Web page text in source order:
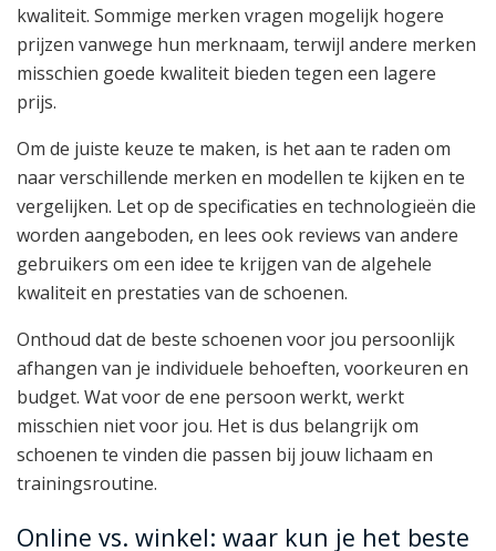
kwaliteit. Sommige merken vragen mogelijk hogere
prijzen vanwege hun merknaam, terwijl andere merken
misschien goede kwaliteit bieden tegen een lagere
prijs.
Om de juiste keuze te maken, is het aan te raden om
naar verschillende merken en modellen te kijken en te
vergelijken. Let op de specificaties en technologieën die
worden aangeboden, en lees ook reviews van andere
gebruikers om een idee te krijgen van de algehele
kwaliteit en prestaties van de schoenen.
Onthoud dat de beste schoenen voor jou persoonlijk
afhangen van je individuele behoeften, voorkeuren en
budget. Wat voor de ene persoon werkt, werkt
misschien niet voor jou. Het is dus belangrijk om
schoenen te vinden die passen bij jouw lichaam en
trainingsroutine.
Online vs. winkel: waar kun je het beste